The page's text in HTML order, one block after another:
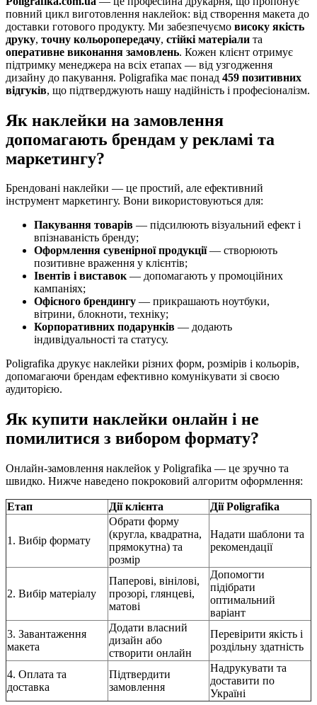
повний цикл виготовлення наклейок: від створення макета до
доставки готового продукту. Ми забезпечуємо високу якість
друку, точну кольоропередачу, стійкі матеріали та
оперативне виконання замовлень. Кожен клієнт отримує
підтримку менеджера на всіх етапах — від узгодження
дизайну до пакування. Poligrafika має понад 459 позитивних
відгуків, що підтверджують нашу надійність і професіоналізм.
Як наклейки на замовлення
допомагають брендам у рекламі та
маркетингу?
Брендовані наклейки — це простий, але ефективний
інструмент маркетингу. Вони використовуються для:
Пакування товарів — підсилюють візуальний ефект і
впізнаваність бренду;
Оформлення сувенірної продукції— створюють
позитивне враження у клієнтів;
Івентів і виставок— допомагають у промоційних
кампаніях;
Офісного брендингу — прикрашають ноутбуки,
вітрини, блокноти, техніку;
Корпоративних подарунків — додають
індивідуальності та статусу.
Poligrafika друкує наклейки різних форм, розмірів і кольорів,
допомагаючи брендам ефективно комунікувати зі своєю
аудиторією.
Як купити наклейки онлайн і не
помилитися з вибором формату?
Онлайн-замовлення наклейок у Poligrafika — це зручно та
швидко. Нижче наведено покроковий алгоритм оформлення:
Етап Дії клієнта Дії Poligrafika
1. Вибір формату
Обрати форму
(кругла, квадратна,
прямокутна) та
розмір
Надати шаблони та
рекомендації
2. Вибір матеріалу
Паперові, вінілові,
прозорі, глянцеві,
матові
Допомогти
підібрати
оптимальний
варіант
3. Завантаження
макета
Додати власний
дизайн або
створити онлайн
Перевірити якість і
роздільну здатність
4. Оплата та
доставка
Підтвердити
замовлення
Надрукувати та
доставити по
Україні